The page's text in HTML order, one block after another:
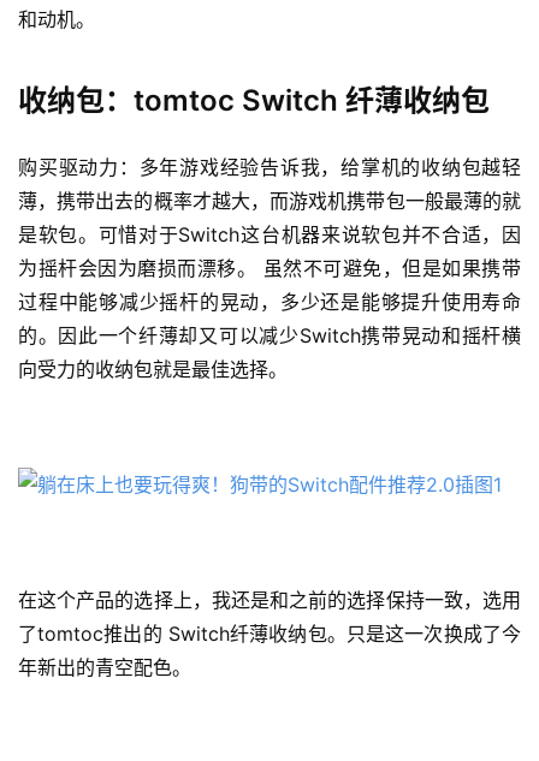
和动机。
收纳包：tomtoc Switch 纤薄收纳包
购买驱动力：多年游戏经验告诉我，给掌机的收纳包越轻
薄，携带出去的概率才越大，而游戏机携带包一般最薄的就
是软包。可惜对于Switch这台机器来说软包并不合适，因
为摇杆会因为磨损而漂移。 虽然不可避免，但是如果携带
过程中能够减少摇杆的晃动，多少还是能够提升使用寿命
的。因此一个纤薄却又可以减少Switch携带晃动和摇杆横
向受力的收纳包就是最佳选择。
在这个产品的选择上，我还是和之前的选择保持一致，选用
了tomtoc推出的 Switch纤薄收纳包。只是这一次换成了今
年新出的青空配色。